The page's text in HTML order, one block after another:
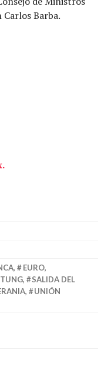
Carlos Barba.
, EURO,
,
SALIDA DEL
,
UNIÓN